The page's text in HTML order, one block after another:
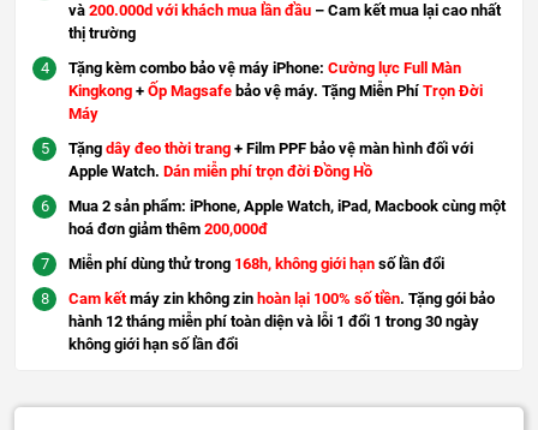
và 200.000d với khách mua lần đầu – Cam kết mua lại cao nhất
thị trường
Tặng kèm combo bảo vệ máy iPhone: Cường lực Full Màn
Kingkong + Ốp Magsafe bảo vệ máy. Tặng Miễn Phí Trọn Đời
Máy
Tặng dây đeo thời trang + Film PPF bảo vệ màn hình đối với
Apple Watch. Dán miễn phí trọn đời Đồng Hồ
Mua 2 sản phẩm: iPhone, Apple Watch, iPad, Macbook cùng một
hoá đơn giảm thêm 200,000đ
Miễn phí dùng thử trong 168h, không giới hạn số lần đổi
Cam kếtmáy zin không zin hoàn lại 100% số tiền. Tặng gói bảo
hành 12 tháng miễn phí toàn diện và lỗi 1 đổi 1 trong 30 ngày
không giới hạn số lần đổi